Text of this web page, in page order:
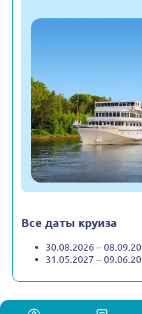
Все даты круиза
30.08.2026 –
31.05.2027 –